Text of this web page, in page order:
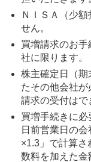
ＮＩＳＡ（少
せん。
買増請求のお
社に限ります。
株主確定日（期
たその他会社
請求の受付はで
買増手続きに
日前営業日の
×1.3」で計算さ
数料を加えた